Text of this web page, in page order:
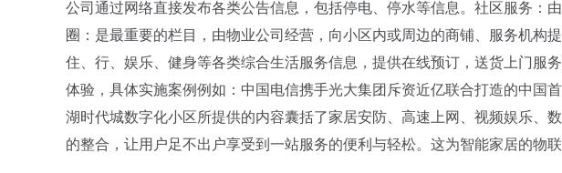
公司通过网络直接发布各类公告信息，包括停电、停水等信息。社区服务：
圈：是最重要的栏目，由物业公司经营，向小区内或周边的商铺、服务机构
住、行、娱乐、健身等各类综合生活服务信息，提供在线预订，送货上门服
体验，具体实施案例例如：中国电信携手光大集团斥资近亿联合打造的中国
湖时代城数字化小区所提供的内容囊括了家居安防、高速上网、视频娱乐、
的整合，让用户足不出户享受到一站服务的便利与轻松。这为智能家居的物联